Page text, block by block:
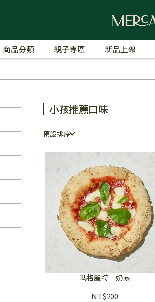
商品分類 親子專區 新品上架
小孩推薦口味
預設排序
瑪格麗特｜奶素
NT$200